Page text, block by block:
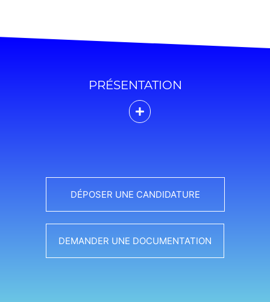
PRÉSENTATION
DÉPOSER UNE CANDIDATURE
DEMANDER UNE DOCUMENTATION